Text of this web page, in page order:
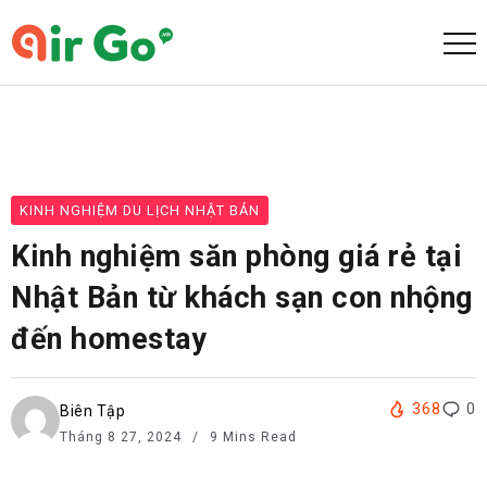
KINH NGHIỆM DU LỊCH NHẬT BẢN
Kinh nghiệm săn phòng giá rẻ tại
Nhật Bản từ khách sạn con nhộng
đến homestay
Biên Tập
Tháng 8 27, 2024 9 Mins Read
368 0